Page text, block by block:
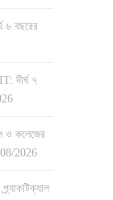
৬ বছরের
দীর্ঘ ৭
ও কলেজের
2026